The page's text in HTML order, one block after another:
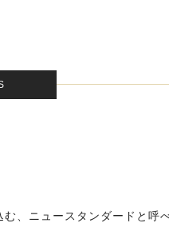
、ニュースタンダードと呼